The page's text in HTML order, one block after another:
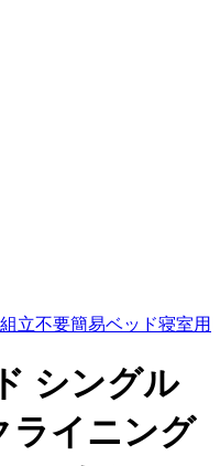
組立不要簡易ベッド寝室用
シングル
ライニング